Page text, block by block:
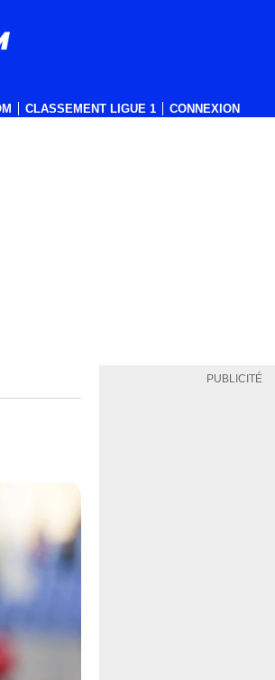
CLASSEMENT LIGUE 1 CONNEXION
PUBLICITÉ